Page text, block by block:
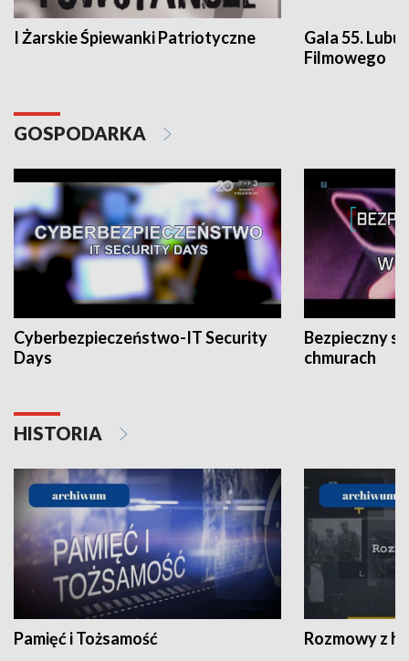
I Żarskie Śpiewanki Patriotyczne
Gala 55.
Filmowego
GOSPODARKA
Cyberbezpieczeństwo-IT Security
Days
Bezpieczny
chmurach
HISTORIA
Pamięć i Tożsamość Rozmowy z